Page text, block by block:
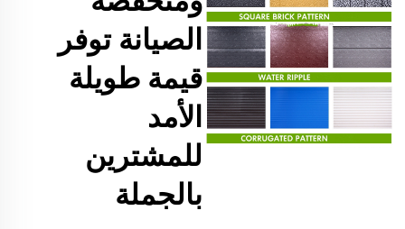
الصيانة توفر
قيمة طويلة
الأمد
للمشترين
بالجملة